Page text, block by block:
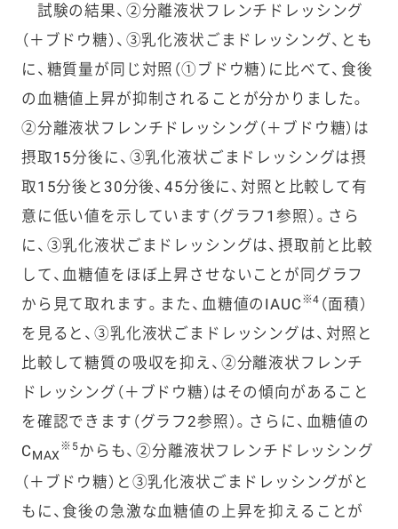
試験の結果、②分離液状フレンチドレッシング
（＋ブドウ糖）、③乳化液状ごまドレッシング、とも
に、糖質量が同じ対照（①ブドウ糖）に比べて、食後
の血糖値上昇が抑制されることが分かりました。
②分離液状フレンチドレッシング（＋ブドウ糖）は
摂取15分後に、③乳化液状ごまドレッシングは摂
取15分後と30分後、45分後に、対照と比較して有
意に低い値を示しています（グラフ1参照）。さら
に、③乳化液状ごまドレッシングは、摂取前と比較
して、血糖値をほぼ上昇させないことが同グラフ
から見て取れます。また、血糖値のIAUC※4 （面積）
を見ると、③乳化液状ごまドレッシングは、対照と
比較して糖質の吸収を抑え、②分離液状フレンチ
ドレッシング（＋ブドウ糖）はその傾向があること
を確認できます（グラフ2参照）。さらに、血糖値の
CMAX
※5からも、②分離液状フレンチドレッシング
（＋ブドウ糖）と③乳化液状ごまドレッシングがと
もに、食後の急激な血糖値の上昇を抑えることが